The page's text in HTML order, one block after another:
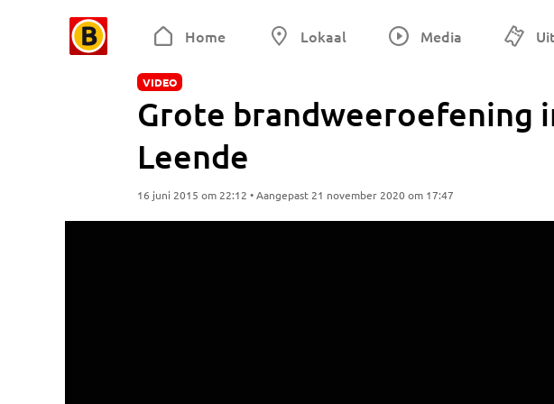
Home Lokaal Media
VIDEO
Grote brandweeroefening
Leende
16 juni 2015 om 22:12 • Aangepast 21 november 2020 om 17:47